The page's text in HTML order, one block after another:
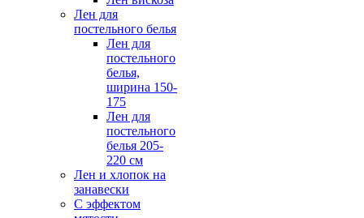
Лен для
постельного белья
Лен для
постельного
белья,
ширина 150-
175
Лен для
постельного
белья 205-
220 см
Лен и хлопок на
занавески
С эффектом